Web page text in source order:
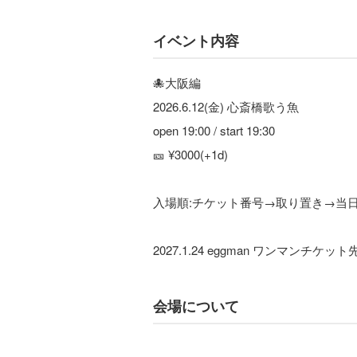
イベント内容
🐙大阪編
2026.6.12(金) 心斎橋歌う魚
open 19:00 / start 19:30
🎫 ¥3000(+1d)
入場順:チケット番号→取り置き→当日
2027.1.24 eggman ワンマンチケット
会場について